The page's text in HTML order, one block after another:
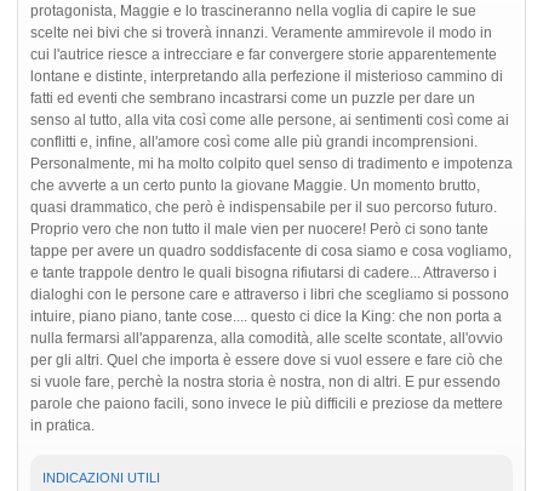
protagonista, Maggie e lo trascineranno nella voglia di capire le sue
scelte nei bivi che si troverà innanzi. Veramente ammirevole il modo in
cui l'autrice riesce a intrecciare e far convergere storie apparentemente
lontane e distinte, interpretando alla perfezione il misterioso cammino di
fatti ed eventi che sembrano incastrarsi come un puzzle per dare un
senso al tutto, alla vita così come alle persone, ai sentimenti così come ai
conflitti e, infine, all'amore così come alle più grandi incomprensioni.
Personalmente, mi ha molto colpito quel senso di tradimento e impotenza
che avverte a un certo punto la giovane Maggie. Un momento brutto,
quasi drammatico, che però è indispensabile per il suo percorso futuro.
Proprio vero che non tutto il male vien per nuocere! Però ci sono tante
tappe per avere un quadro soddisfacente di cosa siamo e cosa vogliamo,
e tante trappole dentro le quali bisogna rifiutarsi di cadere... Attraverso i
dialoghi con le persone care e attraverso i libri che scegliamo si possono
intuire, piano piano, tante cose.... questo ci dice la King: che non porta a
nulla fermarsi all'apparenza, alla comodità, alle scelte scontate, all'ovvio
per gli altri. Quel che importa è essere dove si vuol essere e fare ciò che
si vuole fare, perchè la nostra storia è nostra, non di altri. E pur essendo
parole che paiono facili, sono invece le più difficili e preziose da mettere
in pratica.
INDICAZIONI UTILI